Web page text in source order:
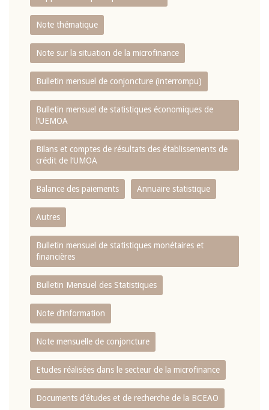
Note thématique
Note sur la situation de la microfinance
Bulletin mensuel de conjoncture (interrompu)
Bulletin mensuel de statistiques économiques de
l‘UEMOA
Bilans et comptes de résultats des établissements de
crédit de l‘UMOA
Balance des paiements Annuaire statistique
Autres
Bulletin mensuel de statistiques monétaires et
financières
Bulletin Mensuel des Statistiques
Note d’information
Note mensuelle de conjoncture
Etudes réalisées dans le secteur de la microfinance
Documents d’études et de recherche de la BCEAO